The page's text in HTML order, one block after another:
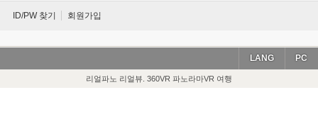
ID/PW 찾기 회원가입
PC
LANG
리얼파노 리얼뷰. 360VR 파노라마VR 여행